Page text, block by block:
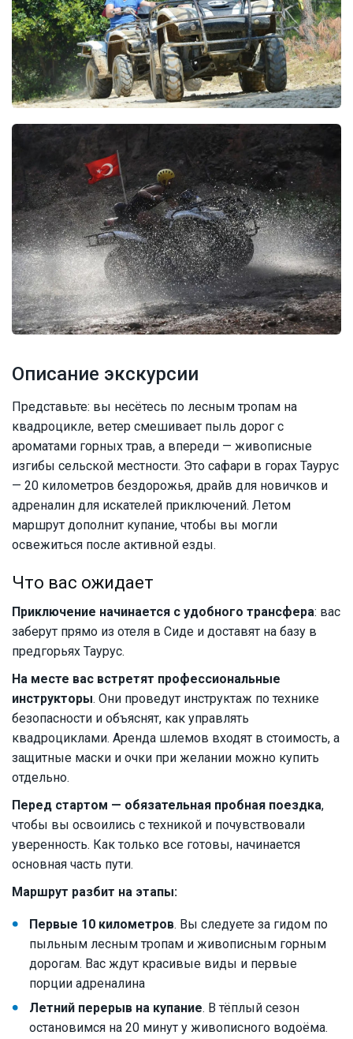
Описание экскурсии
Представьте: вы несётесь по лесным тропам на
квадроцикле, ветер смешивает пыль дорог с
ароматами горных трав, а впереди — живописные
изгибы сельской местности. Это сафари в горах Таурус
— 20 километров бездорожья, драйв для новичков и
адреналин для искателей приключений. Летом
маршрут дополнит купание, чтобы вы могли
освежиться после активной езды.
Что вас ожидает
Приключение начинается с удобного трансфера: вас
заберут прямо из отеля в Сиде и доставят на базу в
предгорьях Таурус.
На месте вас встретят профессиональные
инструкторы. Они проведут инструктаж по технике
безопасности и объяснят, как управлять
квадроциклами. Аренда шлемов входят в стоимость, а
защитные маски и очки при желании можно купить
отдельно.
Перед стартом — обязательная пробная поездка,
чтобы вы освоились с техникой и почувствовали
уверенность. Как только все готовы, начинается
основная часть пути.
Маршрут разбит на этапы:
Первые 10 километров. Вы следуете за гидом по
пыльным лесным тропам и живописным горным
дорогам. Вас ждут красивые виды и первые
порции адреналина
Летний перерыв на купание. В тёплый сезон
остановимся на 20 минут у живописного водоёма.